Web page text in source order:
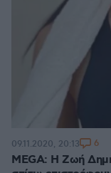
MEGA: Η Ζωή
09.11.2020, 20:13 6